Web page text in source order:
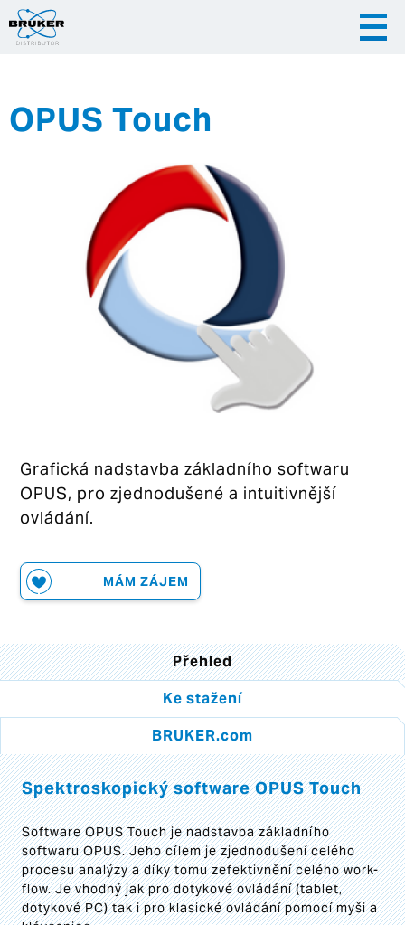
|
Hrvatska
OPUS Touch
Grafická nadstavba základního softwaru
OPUS, pro zjednodušené a intuitivnější
ovládání.
MÁM ZÁJEM
Přehled
Ke stažení
BRUKER.com
Spektroskopický software OPUS Touch
Software OPUS Touch je nadstavba základního
softwaru OPUS. Jeho cílem je zjednodušení celého
procesu analýzy a díky tomu zefektivnění celého work-
flow. Je vhodný jak pro dotykové ovládání (tablet,
dotykové PC) tak i pro klasické ovládání pomocí myši a